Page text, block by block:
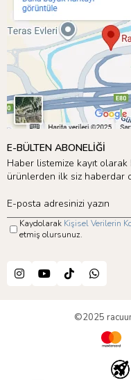
E-BÜLTEN ABONELİĞİ
Haber listemize kayıt
ürünlerden ilk siz haberdar
Kaydolarak Kişisel Verilerin
etmiş olursunuz.
©2025